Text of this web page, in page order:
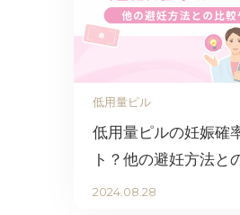
低用量ピル
低用量ピルの妊娠確
ト？他の避妊方法と
2024.08.28